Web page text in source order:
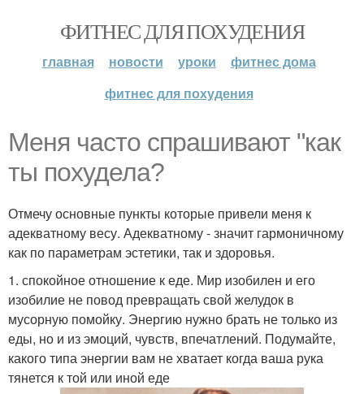
ФИТНЕС ДЛЯ ПОХУДЕНИЯ
главная новости уроки
фитнес дома
фитнес для похудения
Меня часто спрашивают "как
ты похудела?
Отмечу основные пункты которые привели меня к
адекватному весу. Адекватному - значит гармоничному
как по параметрам эстетики, так и здоровья.
1. спокойное отношение к еде. Мир изобилен и его
изобилие не повод превращать свой желудок в
мусорную помойку. Энергию нужно брать не только из
еды, но и из эмоций, чувств, впечатлений. Подумайте,
какого типа энергии вам не хватает когда ваша рука
тянется к той или иной еде